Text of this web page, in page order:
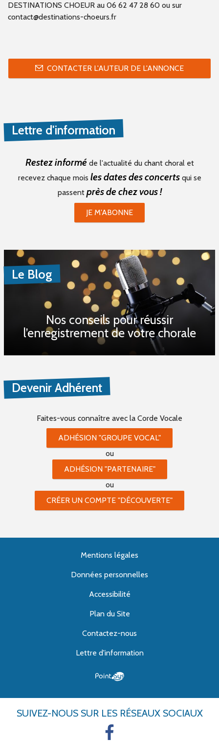
DESTINATIONS CHOEUR au 06 62 47 28 60 ou sur
contact@destinations-choeurs.fr
CONTACTER L'AUTEUR DE L'ANNONCE
Lettre d'information
Restez informé de l'actualité du chant choral et
recevez chaque mois les dates des concertsqui se
passent près de chez vous !
JE M'ABONNE
Le Blog
Nos conseils pour réussir
l’enregistrement de votre chorale
Devenir Adhérent
Faites-vous connaître avec la Corde Vocale
ADHÉSION "GROUPE VOCAL"
ou
ADHÉSION "PARTENAIRE"
ou
CRÉER UN COMPTE "DÉCOUVERTE"
Mentions légales
Données personnelles
Accessibilité
Plan du Site
Contactez-nous
Lettre d'information
SUIVEZ-NOUS SUR LES RÉSEAUX SOCIAUX